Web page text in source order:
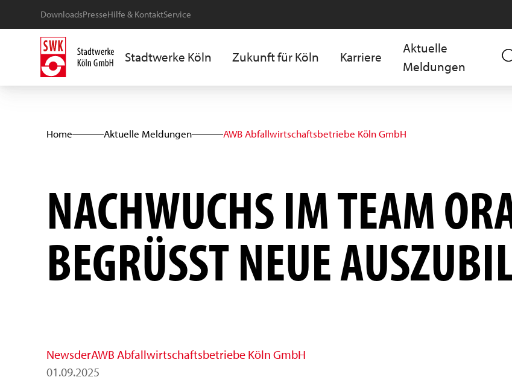
DownloadsPresseHilfe & KontaktService
Stadtwerke Köln Zukunft für Köln Karriere
Aktuelle
Meldungen
Home Aktuelle Meldungen AWB Abfallwirtschaftsbetriebe Köln GmbH
NACHWUCHS IM TEAM
BEGRÜSST NEUE
NewsderAWB Abfallwirtschaftsbetriebe Köln GmbH
01.09.2025